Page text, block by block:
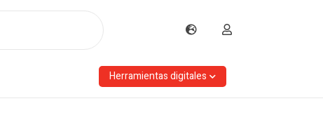
Herramientas digitales